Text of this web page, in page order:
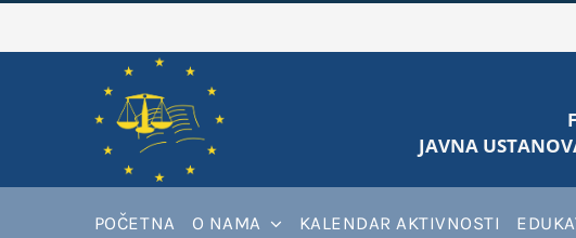
JAVNA
POČETNA O NAMA KALENDAR AKTIVNOSTI